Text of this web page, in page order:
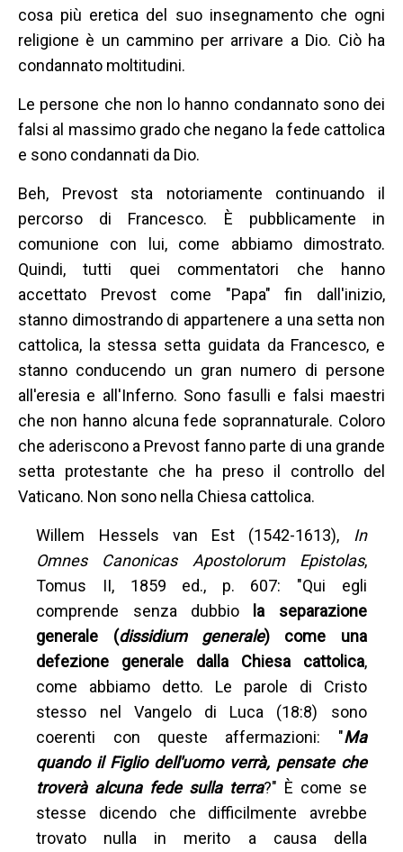
cosa più eretica del suo insegnamento che ogni
religione è un cammino per arrivare a Dio. Ciò ha
condannato moltitudini.
Le persone che non lo hanno condannato sono dei
falsi al massimo grado che negano la fede cattolica
e sono condannati da Dio.
Beh, Prevost sta notoriamente continuando il
percorso di Francesco. È pubblicamente in
comunione con lui, come abbiamo dimostrato.
Quindi, tutti quei commentatori che hanno
accettato Prevost come "Papa" fin dall'inizio,
stanno dimostrando di appartenere a una setta non
cattolica, la stessa setta guidata da Francesco, e
stanno conducendo un gran numero di persone
all'eresia e all'Inferno. Sono fasulli e falsi maestri
che non hanno alcuna fede soprannaturale. Coloro
che aderiscono a Prevost fanno parte di una grande
setta protestante che ha preso il controllo del
Vaticano. Non sono nella Chiesa cattolica.
Willem Hessels van Est (1542-1613),
In
Omnes Canonicas Apostolorum Epistolas,
Tomus II, 1859 ed., p. 607: "Qui egli
comprende senza dubbio la separazione
generale (dissidium generale) come una
defezione generale dalla Chiesa cattolica,
come abbiamo detto. Le parole di Cristo
stesso nel Vangelo di Luca (18:8) sono
coerenti con queste affermazioni: "Ma
quando il Figlio dell'uomo verrà, pensate che
troverà alcuna fede sulla terra?" È come se
stesse dicendo che difficilmente avrebbe
trovato nulla in merito a causa della